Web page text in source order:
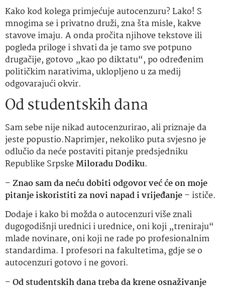
Kako kod kolega primjećuje autocenzuru? Lako! S
mnogima se i privatno druži, zna šta misle, kakve
stavove imaju. A onda pročita njihove tekstove ili
pogleda priloge i shvati da je tamo sve potpuno
drugačije, gotovo „kao po diktatu“, po određenim
političkim narativima, uklopljeno u za medij
odgovarajući okvir.
Od studentskih dana
Sam sebe nije nikad autocenzurirao, ali priznaje da
jeste popustio.Naprimjer, nekoliko puta svjesno je
odlučio da neće postaviti pitanje predsjedniku
Republike SrpskeMiloradu Dodiku.
–Znao sam da neću dobiti odgovor već će on moje
pitanje iskoristiti za novi napad i vrijeđanje– ističe.
Dodaje i kako bi možda o autocenzuri više znali
dugogodišnji urednici i urednice, oni koji „treniraju“
mlade novinare, oni koji ne rade po profesionalnim
standardima. I profesori na fakultetima, gdje se o
autocenzuri gotovo i ne govori.
–Od studentskih dana treba da krene osnaživanje